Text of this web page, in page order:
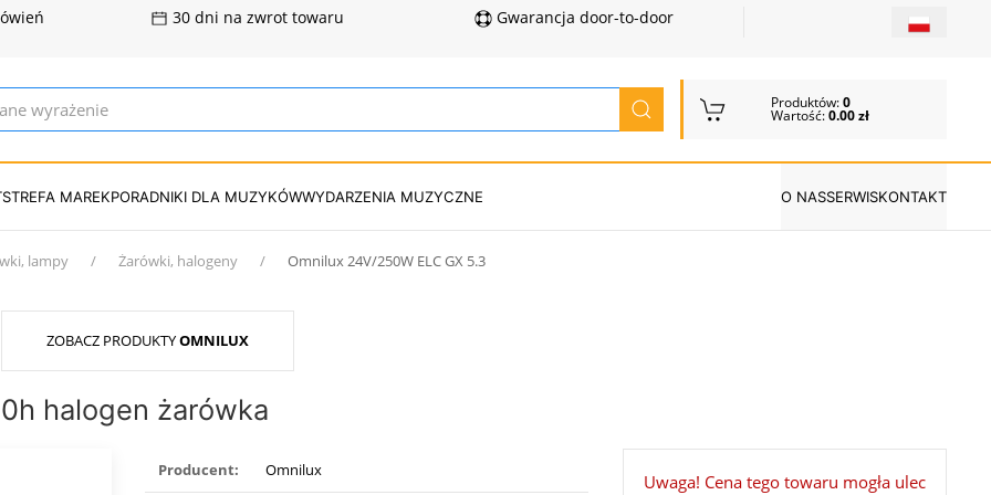
30 dni na zwrot towaru Gwarancja door-to-door
Produktów:0
Wartość:0.00 zł
STREFA MAREKPORADNIKI DLA MUZYKÓWWYDARZENIA MUZYCZNE O NASSERWISKONTAKT
lampy Żarówki, halogeny Omnilux 24V/250W ELC GX 5.3
ZOBACZ PRODUKTYOMNILUX
halogen żarówka
Producent: Omnilux
Uwaga! Cena tego towaru mogła ulec